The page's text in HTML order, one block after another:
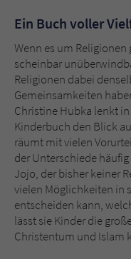
Ein Buch voller
Wenn es um
scheinbar
Religionen dabei
Gemeinsamkeiten
Christine Hubka lenkt
Kinderbuch den Blick
räumt mit vielen
der Unterschiede
Jojo, der bisher keiner
vielen Möglichkeiten in
entscheiden kann,
lässt sie Kinder die
Christentum und Islam